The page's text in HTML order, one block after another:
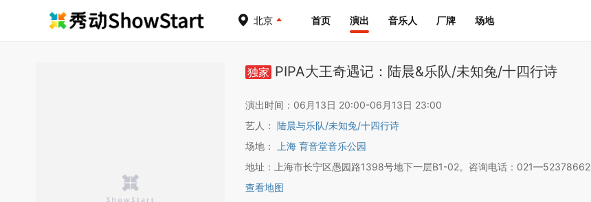
北京 首页 演出 音乐人 厂牌 场地
独家 PIPA大王奇遇记：陆晨&乐队/未知兔/十四行诗
演出时间：06月13日 20:00-06月13日 23:00
艺人： 陆晨与乐队/未知兔/十四行诗
场地：
上海 育音堂音乐公园
地址：上海市长宁区愚园路1398号地下一层B1-02。咨询电话：021—52378662
查看地图